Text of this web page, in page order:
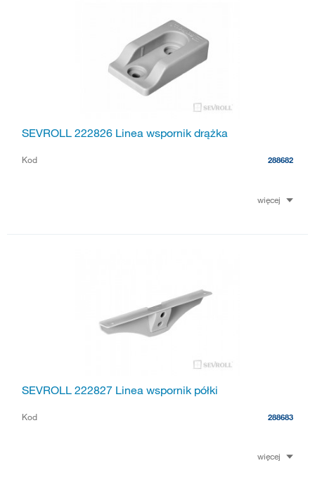
SEVROLL 222826 Linea wspornik drążka
Kod 288682
więcej
SEVROLL 222827 Linea wspornik półki
Kod 288683
więcej